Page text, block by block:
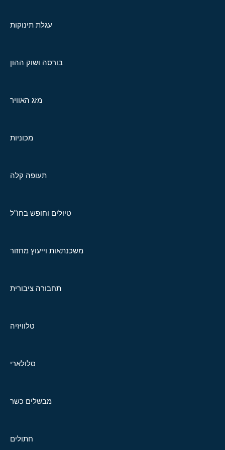
עגלת תינוקות
בורסה ושוק ההון
מזג האוויר
מכוניות
תעופה קלה
טיולים וחופש בחו"ל
משכנתאות וייעוץ מחזור
תחבורה ציבורית
טלוויזיה
סלולארי
מבשלים כשר
חתולים